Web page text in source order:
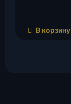
В корзину